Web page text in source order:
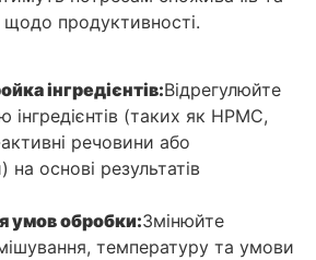
щодо продуктивності.
інгредієнтів:Відрегулюйте
інгредієнтів (таких як HPMC,
речовини або
на основі результатів
умов обробки:Змінюйте
температуру та умови